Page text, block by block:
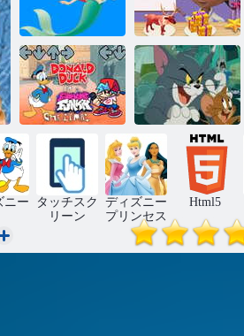
アリエルマー
メイドの塗り
絵
ディズニージ
ュニア：おも
ちゃメーカー
ドナルド ダッ
ク フライデー
イン ア ナイト
ファンキン ク
リスマス
ジェリーとト
ムのジグソー
パズル
ニー
タッチスク
リーン
ディズニー
プリンセス
Html5